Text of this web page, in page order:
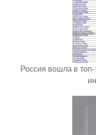
Россия вошла в